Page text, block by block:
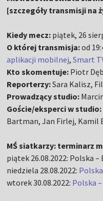
[szczegóły transmisji na
Kiedy mecz: piątek, 26
O której transmisja:od
aplikacji mobilnej,Smart
Kto skomentuje: Piotr
Reporterzy:Sara Kalisz,
Prowadzący studio:
Goście/eksperci w studio:
Bartman, Jan Firlej, Kamil
MŚ siatkarzy: terminarz
piątek 26.08.2022: Polska –
niedziela 28.08.2022:
wtorek 30.08.2022: Polska –